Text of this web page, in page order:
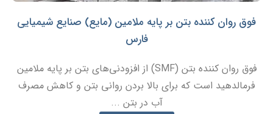
فوق روان کننده بتن بر پایه ملامین (مایع) صنایع شیمیایی
فارس
فوق روان کننده بتن (SMF) از افزودنی‌های بتن بر پایه ملامین
فرمالدهید است که برای بالا بردن روانی بتن و کاهش مصرف
آب در بتن ...